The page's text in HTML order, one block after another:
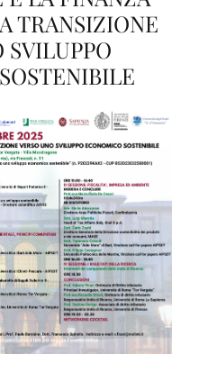
TRANSIZIONE
SVILUPPO